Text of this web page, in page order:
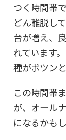
つく時間帯
どん離脱し
台が増え、
れています
種がポツン
この時間帯
が、オール
になるかも